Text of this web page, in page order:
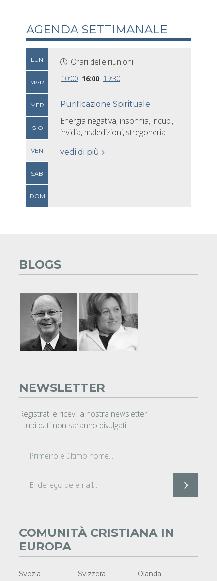
AGENDA SETTIMANALE
LUN
MAR
MER
GIO
VEN
SAB
DOM
Orari delle riunioni
10:00 16:00 19:30
Purificazione Spirituale
Energia negativa, insonnia, incubi,
invidia, maledizioni, stregoneria
vedi di più
BLOGS
NEWSLETTER
Registrati e ricevi la nostra newsletter.
I tuoi dati non saranno divulgati
COMUNITÀ CRISTIANA IN
EUROPA
Svezia Svizzera Olanda